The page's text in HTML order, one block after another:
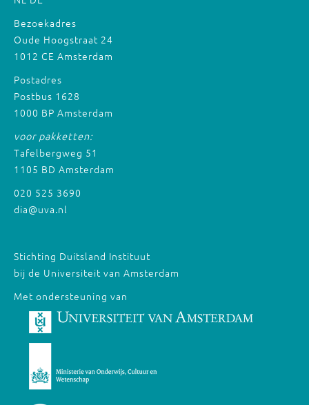
Bezoekadres
Oude Hoogstraat 24
1012 CE Amsterdam
Postadres
Postbus 1628
1000 BP Amsterdam
voor pakketten:
Tafelbergweg 51
1105 BD Amsterdam
020 525 3690
dia@uva.nl
Stichting Duitsland Instituut
bij de Universiteit van Amsterdam
Met ondersteuning van